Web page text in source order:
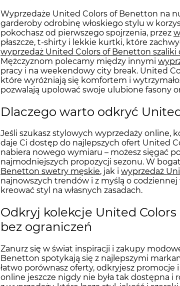
Wyprzedaże United Colors of Benetton na
garderoby odrobinę włoskiego stylu w
pokochasz od pierwszego spojrzenia, przez
płaszcze, t-shirty i lekkie kurtki, które
wyprzedaż United Colors of Benetton szaliki
Mężczyznom polecamy między innymi
pracy i na weekendowy city break. United
które wyróżniają się komfortem i
pozwalają upolować swoje ulubione fasony
Dlaczego warto odkryć
Jeśli szukasz stylowych wyprzedaży online,
daje Ci dostęp do najlepszych ofert United
nabiera nowego wymiaru – możesz sięgać
najmodniejszych propozycji sezonu. W
Benetton swetry męskie, jak i wyprzedaż
najnowszych trendów i z myślą o
kreować styl na własnych zasadach.
Odkryj kolekcje United
bez ograniczeń
Zanurz się w świat inspiracji i zakupy
Benetton spotykają się z najlepszymi
łatwo porównasz oferty, odkryjesz promocje
online jeszcze nigdy nie była tak dostępna i